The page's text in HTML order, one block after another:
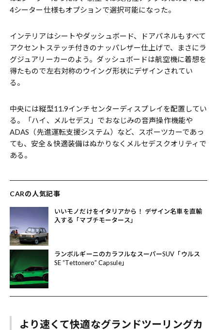
4シーター仕様もオプションで選択可能になった。
インテリアはシートやダッシュボード、ドアパネルもすべて
アクセントステッチ付きのナッパレザー仕上げで、まさにラ
グジュアリーカーのよう。ダッシュボードは航空機に着想を
得たもので左右対称のウイング形状にデザインされてい
る。
中央には縦型11.9インチセンターディスプレイを配置してい
る。「ハイ、メルセデス」でおなじみの音声操作機能や
ADAS（先進運転支援システム）など、スポーツカーであっ
ても、安全＆快適装備はぬかりなくメルセデスクオリティで
ある。
CARの人気記事
いいモノだけをイタリアから！ デザイン名車を直輸
入する「マブチモータース」
ランボルギーニのカラフルなスーパーSUV「ウルス
SE “Tettonero” Capsule」
より速くて快適なグランドツーリングカ